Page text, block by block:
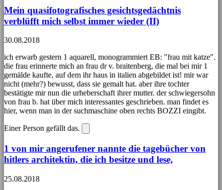
Mein quasifotografisches gesichtsgedächtnis
verblüfft mich selbst immer wieder (II)
30.08.2018
ich erwarb gestern 1 aquarell, monogrammiert EB: "frau mit katze".
die frau erinnerte mich an frau dr v. braitenberg, die mal bei mir 1
gemälde kaufte, auf dem ihr haus in italien abgebildet ist! mir war
nicht (mehr?) bewusst, dass sie gemalt hat. aber ihre tochter
bestätigte mir nun die urheberschaft ihrer mutter. der schwiegersohn
von frau b. hat über mich interessantes geschrieben. man findet es
hier, wenn man in der suchmaschine oben rechts BOZZI eingibt.
Einer Person gefällt das.
1 von mir angerufener nannte die tagebücher von
hitlers architektin, die ich besitze und lese,
25.08.2018